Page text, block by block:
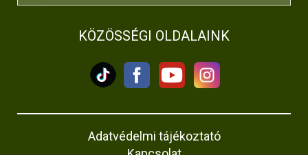
KÖZÖSSÉGI OLDALAINK
Adatvédelmi tájékoztató